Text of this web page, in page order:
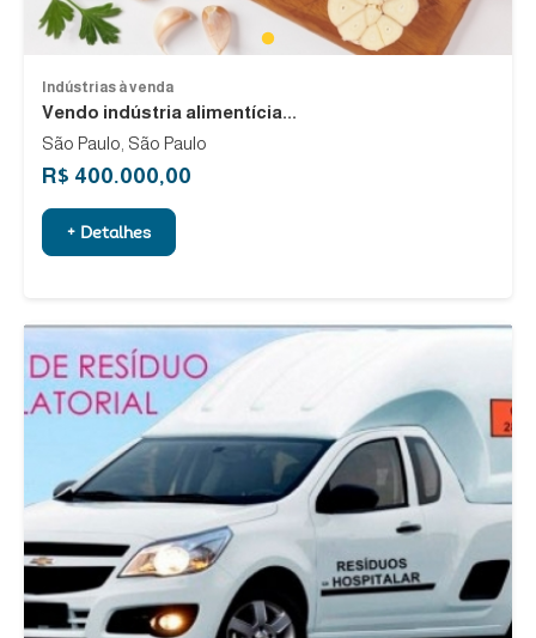
1
Indústrias à venda
Vendo indústria alimentícia...
São Paulo, São Paulo
R$ 400.000,00
+ Detalhes